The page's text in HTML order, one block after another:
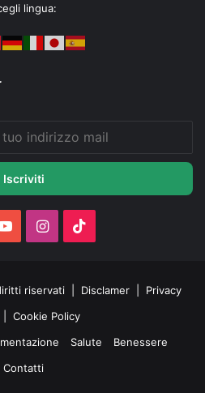
lingua:
You Instagram
riservati | Disclamer
Privacy
Cookie Policy
Salute
Benessere
Contatti